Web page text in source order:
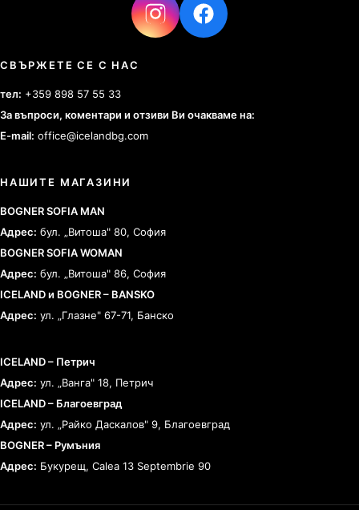
СВЪРЖЕТЕ СЕ С НАС
тел: +359 898 57 55 33
За въпроси, коментари и отзиви Ви очакваме на:
E-mail: office@icelandbg.com
НАШИТЕ МАГАЗИНИ
BOGNER SOFIA MAN
Адрес: бул. „Витоша" 80, София
BOGNER SOFIA WOMAN
Адрес: бул. „Витоша" 86, София
ICELAND и BOGNER – BANSKO
Адрес: ул. „Глазне" 67-71, Банско
ICELAND – Петрич
Адрес: ул. „Ванга" 18, Петрич
ICELAND – Благоевград
Адрес: ул. „Райко Даскалов" 9, Благоевград
BOGNER – Румъния
Адрес: Букурещ, Calea 13 Septembrie 90